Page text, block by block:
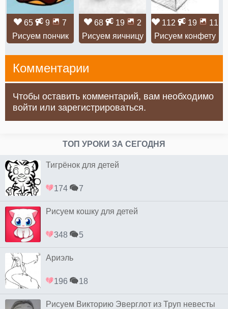
65 9
7
Рисуем пончик
68 19
2
Рисуем яичницу
112 19
11
Рисуем конфету
Комментарии
Чтобы оставить комментарий, вам необходимо
войти или зарегистрироваться.
ТОП УРОКИ ЗА СЕГОДНЯ
Тигрёнок для детей
174 7
Рисуем кошку для детей
348 5
Ариэль
196 18
Рисуем Викторию Эверглот из Труп невесты